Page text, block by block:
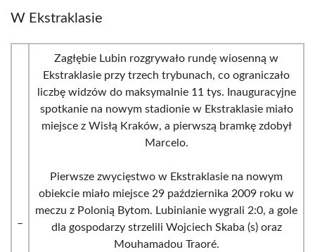
W Ekstraklasie
Zagłębie Lubin rozgrywało rundę wiosenną w
Ekstraklasie przy trzech trybunach, co ograniczało
liczbę widzów do maksymalnie 11 tys. Inauguracyjne
spotkanie na nowym stadionie w Ekstraklasie miało
miejsce z Wisłą Kraków, a pierwszą bramkę zdobył
Marcelo.
Pierwsze zwycięstwo w Ekstraklasie na nowym
obiekcie miało miejsce 29 października 2009 roku w
meczu z Polonią Bytom. Lubinianie wygrali 2:0, a gole
dla gospodarzy strzelili Wojciech Skaba (s) oraz
Mouhamadou Traoré.